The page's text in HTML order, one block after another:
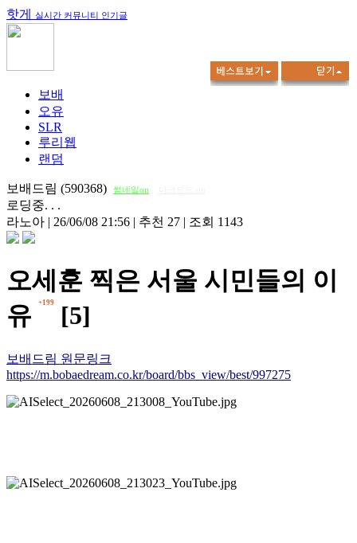
핫게 실시간 커뮤니티 인기글
보배
오유
SLR
루리웹
랜덤
보배드림 (590368) 썸네일on
로딩중. . .
라노아 | 26/06/08 21:56 | 추천 27 | 조회 1143
오세훈 찍은 서울 시민들의 이
유
+199 [5]
보배드림 원문링크
https://m.bobaedream.co.kr/board/bbs_view/best/997275